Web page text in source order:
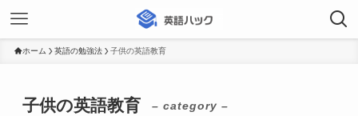
ホーム 英語の勉強法 子供の英語教育
子供の英語教育 – category –